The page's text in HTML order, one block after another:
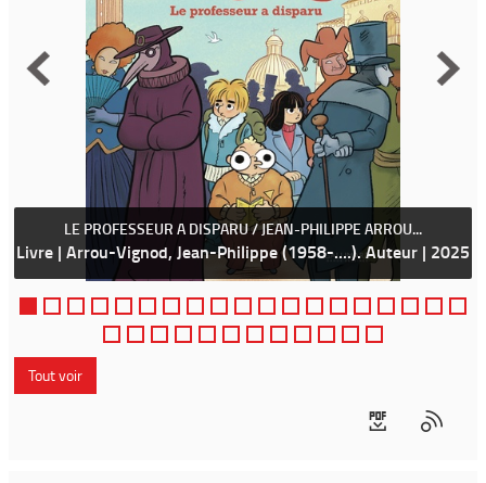
LE PROFESSEUR A DISPARU / JEAN-PHILIPPE ARROU...
Livre | Arrou-Vignod, Jean-Philippe (1958-....). Auteur | 2025
Tout voir